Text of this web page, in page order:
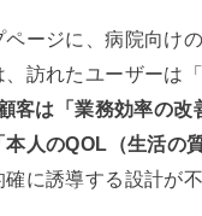
ージに、病院向け
訪れたユーザーは
客は「業務効率の改
本人のQOL（生活の
に誘導する設計が不